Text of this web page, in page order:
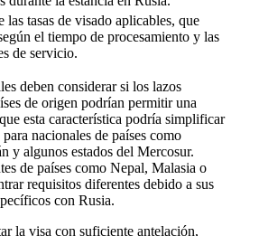
las tasas de visado aplicables, que
el tiempo de procesamiento y las
de servicio.
deben considerar si los lazos
de origen podrían permitir una
esta característica podría simplificar
nacionales de países como
y algunos estados del Mercosur.
de países como Nepal, Malasia o
requisitos diferentes debido a sus
con Rusia.
la visa con suficiente antelación,